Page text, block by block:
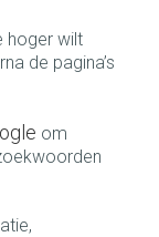
hoger wilt
de pagina’s
om